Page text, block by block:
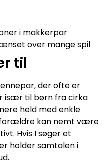
i makkerpar
over mange spil
til
der ofte er
især til børn fra cirka
held med enkle
kan nemt være
Hvis I søger et
holder samtalen i